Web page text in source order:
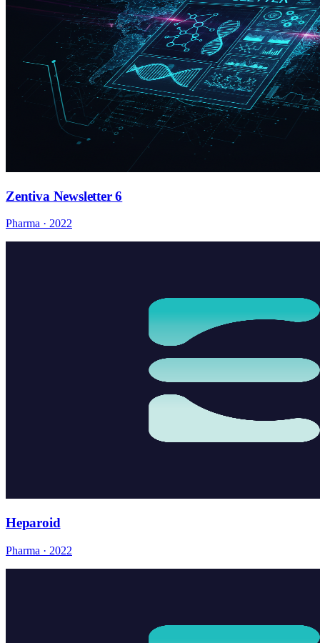
Zentiva Newsletter 6
Pharma · 2022
Heparoid
Pharma · 2022